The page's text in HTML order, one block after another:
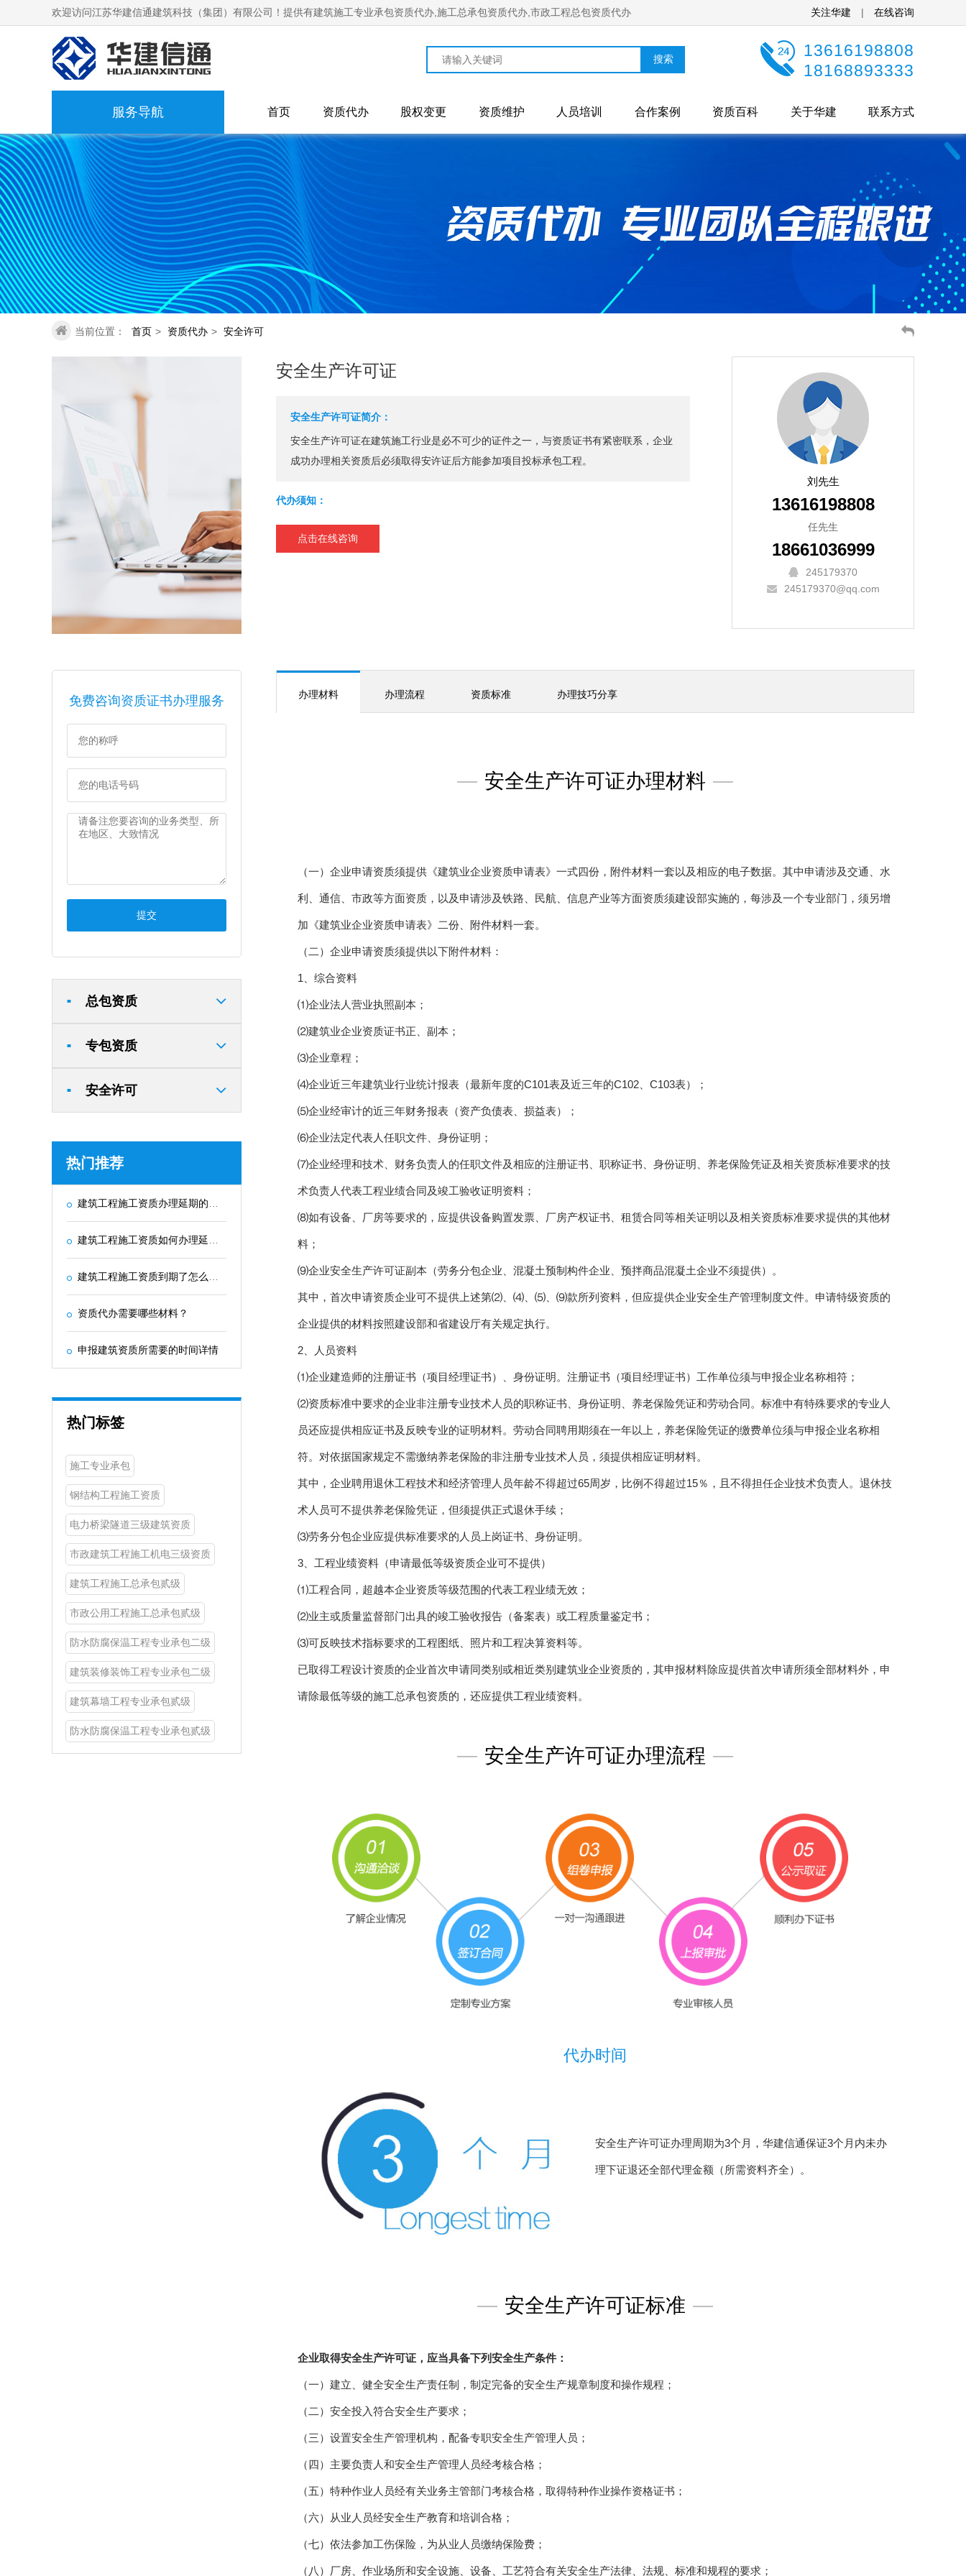
欢迎访问江苏华建信通建筑科技（集团）有限公司！提供有建筑施工专业承包资质代办,施工总承包资质代办,市政工程总包资质代办 关注华建 | 在线咨询
13616198808
18168893333
服务导航 首页 资质代办 股权变更 资质维护 人员培训 合作案例 资质百科 关于华建 联系方式
当前位置： 首页 > 资质代办 > 安全许可
安全生产许可证
安全生产许可证简介：
安全生产许可证在建筑施工行业是必不可少的证件之一，与资质证书有紧密联系，企业
成功办理相关资质后必须取得安许证后方能参加项目投标承包工程。
代办须知：
点击在线咨询
刘先生
13616198808
任先生
18661036999
245179370
245179370@qq.com
免费咨询资质证书办理服务
■ 总包资质
■ 专包资质
■ 安全许可
热门推荐
建筑工程施工资质办理延期的最新政策和规定
建筑工程施工资质如何办理延期？需要提交哪些材料？
建筑工程施工资质到期了怎么办？-政策解读
资质代办需要哪些材料？
申报建筑资质所需要的时间详情
热门标签
施工专业承包
钢结构工程施工资质
电力桥梁隧道三级建筑资质
市政建筑工程施工机电三级资质
建筑工程施工总承包贰级
市政公用工程施工总承包贰级
防水防腐保温工程专业承包二级
建筑装修装饰工程专业承包二级
建筑幕墙工程专业承包贰级
防水防腐保温工程专业承包贰级
办理材料 办理流程 资质标准 办理技巧分享
— 安全生产许可证办理材料 —
（一）企业申请资质须提供《建筑业企业资质申请表》一式四份，附件材料一套以及相应的电子数据。其中申请涉及交通、水
利、通信、市政等方面资质，以及申请涉及铁路、民航、信息产业等方面资质须建设部实施的，每涉及一个专业部门，须另增
加《建筑业企业资质申请表》二份、附件材料一套。
（二）企业申请资质须提供以下附件材料：
1、综合资料
⑴企业法人营业执照副本；
⑵建筑业企业资质证书正、副本；
⑶企业章程；
⑷企业近三年建筑业行业统计报表（最新年度的C101表及近三年的C102、C103表）；
⑸企业经审计的近三年财务报表（资产负债表、损益表）；
⑹企业法定代表人任职文件、身份证明；
⑺企业经理和技术、财务负责人的任职文件及相应的注册证书、职称证书、身份证明、养老保险凭证及相关资质标准要求的技
术负责人代表工程业绩合同及竣工验收证明资料；
⑻如有设备、厂房等要求的，应提供设备购置发票、厂房产权证书、租赁合同等相关证明以及相关资质标准要求提供的其他材
料；
⑼企业安全生产许可证副本（劳务分包企业、混凝土预制构件企业、预拌商品混凝土企业不须提供）。
其中，首次申请资质企业可不提供上述第⑵、⑷、⑸、⑼款所列资料，但应提供企业安全生产管理制度文件。申请特级资质的
企业提供的材料按照建设部和省建设厅有关规定执行。
2、人员资料
⑴企业建造师的注册证书（项目经理证书）、身份证明。注册证书（项目经理证书）工作单位须与申报企业名称相符；
⑵资质标准中要求的企业非注册专业技术人员的职称证书、身份证明、养老保险凭证和劳动合同。标准中有特殊要求的专业人
员还应提供相应证书及反映专业的证明材料。劳动合同聘用期须在一年以上，养老保险凭证的缴费单位须与申报企业名称相
符。对依据国家规定不需缴纳养老保险的非注册专业技术人员，须提供相应证明材料。
其中，企业聘用退休工程技术和经济管理人员年龄不得超过65周岁，比例不得超过15％，且不得担任企业技术负责人。退休技
术人员可不提供养老保险凭证，但须提供正式退休手续；
⑶劳务分包企业应提供标准要求的人员上岗证书、身份证明。
3、工程业绩资料（申请最低等级资质企业可不提供）
⑴工程合同，超越本企业资质等级范围的代表工程业绩无效；
⑵业主或质量监督部门出具的竣工验收报告（备案表）或工程质量鉴定书；
⑶可反映技术指标要求的工程图纸、照片和工程决算资料等。
已取得工程设计资质的企业首次申请同类别或相近类别建筑业企业资质的，其申报材料除应提供首次申请所须全部材料外，申
请除最低等级的施工总承包资质的，还应提供工程业绩资料。
— 安全生产许可证办理流程 —
代办时间
安全生产许可证办理周期为3个月，华建信通保证3个月内未办
理下证退还全部代理金额（所需资料齐全）。
— 安全生产许可证标准 —
企业取得安全生产许可证，应当具备下列安全生产条件：
（一）建立、健全安全生产责任制，制定完备的安全生产规章制度和操作规程；
（二）安全投入符合安全生产要求；
（三）设置安全生产管理机构，配备专职安全生产管理人员；
（四）主要负责人和安全生产管理人员经考核合格；
（五）特种作业人员经有关业务主管部门考核合格，取得特种作业操作资格证书；
（六）从业人员经安全生产教育和培训合格；
（七）依法参加工伤保险，为从业人员缴纳保险费；
（八）厂房、作业场所和安全设施、设备、工艺符合有关安全生产法律、法规、标准和规程的要求；